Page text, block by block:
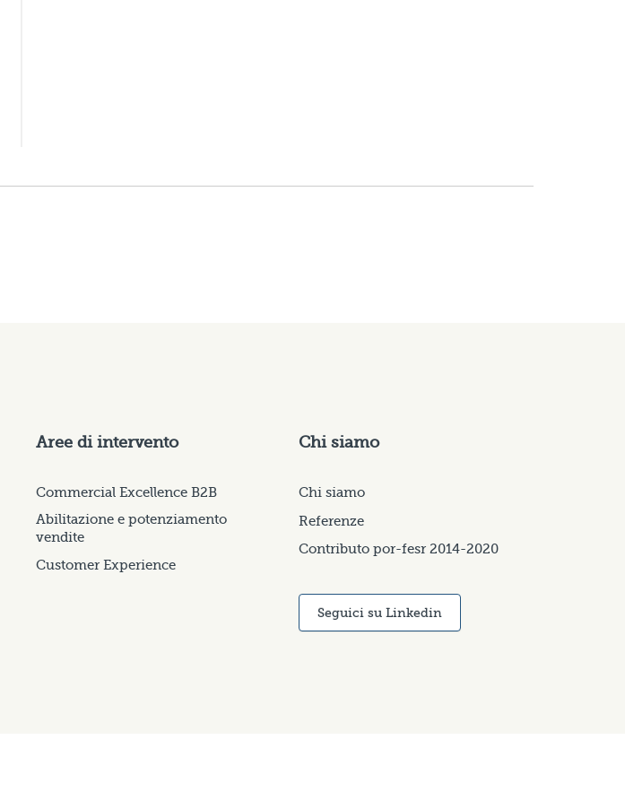
Aree di intervento
Commercial Excellence B2B
Abilitazione e potenziamento
vendite
Customer Experience
Chi siamo
Chi siamo
Referenze
Contributo por-fesr 2014-2020
Seguici su Linkedin